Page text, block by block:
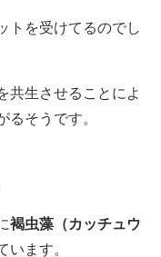
トを受けてるのでし
生させることによ
るそうです。
褐虫藻（カッチュウ
います。